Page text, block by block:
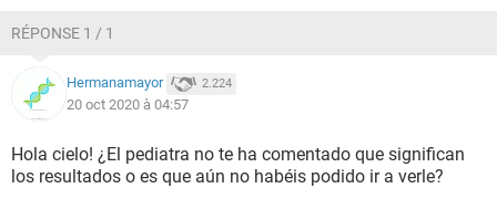
RÉPONSE 1 / 1
Hermanamayor 2.224
20 oct 2020 à 04:57
Hola cielo! ¿El pediatra no te ha comentado que significan
los resultados o es que aún no habéis podido ir a verle?